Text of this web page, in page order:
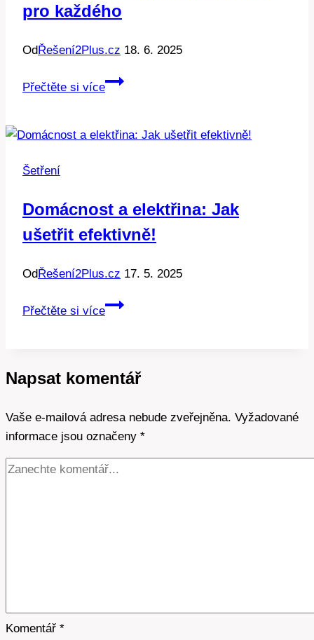
pro každého
OdŘešení2Plus.cz 18. 6. 2025
Přečtěte si více
Jak
ušetřit:
každého
Šetření
Domácnost a elektřina: Jak
ušetřit efektivně!
OdŘešení2Plus.cz 17. 5. 2025
Přečtěte si více
Domácnost
ušetřit
Napsat komentář
Vaše e-mailová adresa nebude zveřejněna. Vyžadované
informace jsou označeny *
Komentář *